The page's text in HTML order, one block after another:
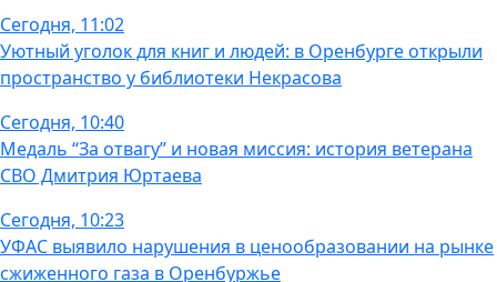
Сегодня, 11:02
Уютный уголок для книг и людей: в Оренбурге открыли
пространство у библиотеки Некрасова
Сегодня, 10:40
Медаль “За отвагу” и новая миссия: история ветерана
СВО Дмитрия Юртаева
Сегодня, 10:23
УФАС выявило нарушения в ценообразовании на рынке
сжиженного газа в Оренбуржье